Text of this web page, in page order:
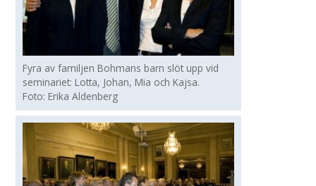
Fyra av familjen Bohmans barn slöt upp vid
seminariet: Lotta, Johan, Mia och Kajsa.
Foto: Erika Aldenberg